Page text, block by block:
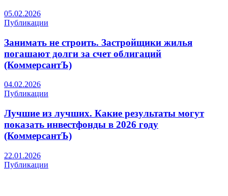
05.02.2026
Публикации
Занимать не строить. Застройщики жилья
погашают долги за счет облигаций
(КоммерсантЪ)
04.02.2026
Публикации
Лучшие из лучших. Какие результаты могут
показать инвестфонды в 2026 году
(КоммерсантЪ)
22.01.2026
Публикации